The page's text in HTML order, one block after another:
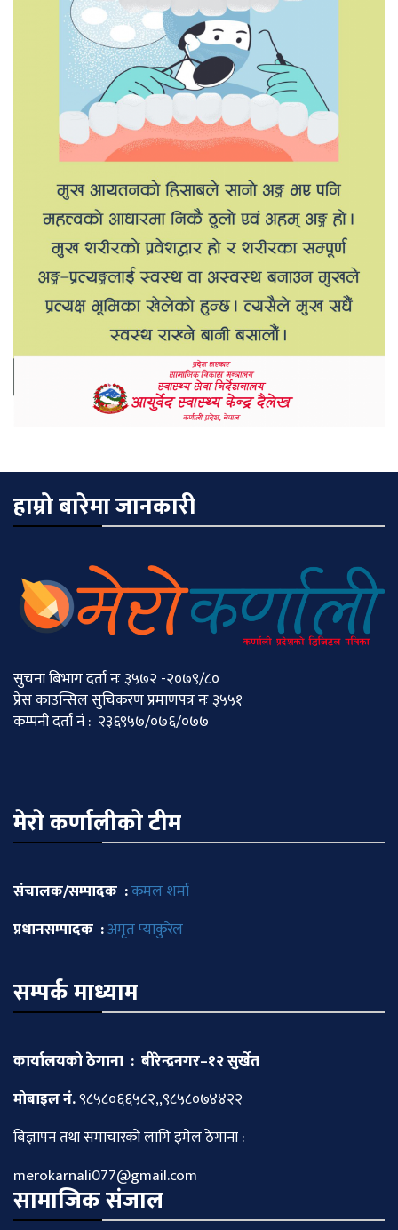
हाम्रो बारेमा जानकारी
सुचना बिभाग दर्ता नः ३५७२ -२०७९/८०
प्रेस काउन्सिल सुचिकरण प्रमाणपत्र नः ३५५१
कम्पनी दर्ता नं : २३६९५७/०७६/०७७
मेराे कर्णालीकाे टीम
संचालक/सम्पादक :कमल शर्मा
प्रधानसम्पादक :अमृत प्याकुरेल
सम्पर्क माध्याम
कार्यालयको ठेगाना : बीरेन्द्रनगर–१२ सुर्खेत
माेबाइल नं.९८५८०६६५८२,,९८५८०७४४२२
बिज्ञापन तथा समाचारकाे लागि इमेल ठेगाना :
merokarnali077@gmail.com
सामाजिक संजाल